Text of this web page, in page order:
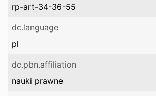
rp-art-34-36-55
dc.language
pl
dc.pbn.affiliation
nauki prawne